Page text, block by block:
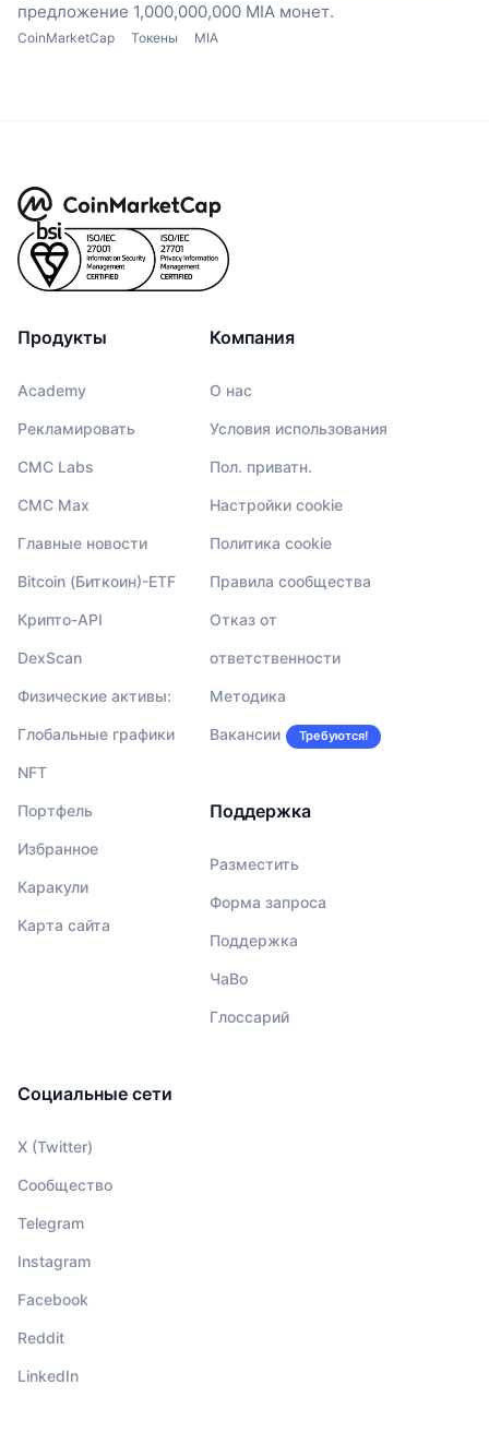
предложение 1,000,000,000 MIA монет.
CoinMarketCap Токены MIA
Продукты
Academy
Рекламировать
CMC Labs
CMC Max
Главные новости
Bitcoin (Биткоин)-ETF
Крипто-API
DexScan
Физические активы:
Глобальные графики
NFT
Портфель
Избранное
Каракули
Карта сайта
Компания
О нас
Условия использования
Пол. приватн.
Настройки cookie
Политика cookie
Правила сообщества
Отказ от
ответственности
Методика
Вакансии Требуются!
Поддержка
Разместить
Форма запроса
Поддержка
ЧаВо
Глоссарий
Социальные сети
X (Twitter)
Сообщество
Telegram
Instagram
Facebook
Reddit
LinkedIn